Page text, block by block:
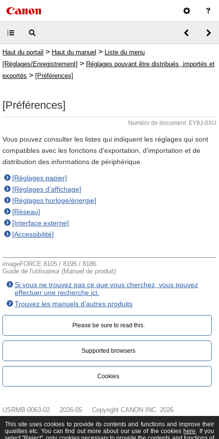
Haut du portail > Haut du manuel > Liste du menu
[Réglages/Enregistrement] > Réglages pouvant être distribués, importés et
exportés > [Préférences]
[Préférences]
Numéro de document: EY8J-0XU
Vous pouvez consulter les listes qui indiquent les réglages qui sont
compatibles avec les fonctions d'exportation, d'importation et de
distribution des informations de périphérique.
[Réglages papier]
[Réglages d'affichage]
[Réglages horloge/énergie]
[Réseau]
[Interface externe]
[Accessibilité]
imageFORCE 8105 / 8195 / 8186
Guide de l'utilisateur (Manuel de produit)
Si vous ne trouvez pas ce que vous cherchez, vous pouvez
effectuer une recherche ici.
Trouvez les manuels d’autres produits
Please be sure to read this.‎
Supported browsers
Cookies
USRMB-0063-02 2026-05 Copyright CANON INC. 2026
This site uses cookies to provide its contents and functions and improve their
qualities etc. You can find out more about our use of the cookies here. If you